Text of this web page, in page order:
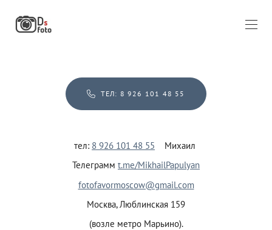
ТЕЛ: 8 926 101 48 55
тел: 8 926 101 48 55 Михаил
Телеграмм t.me/MikhailPapulyan
fotofavormoscow@gmail.com
Москва, Люблинская 159
(возле метро Марьино).